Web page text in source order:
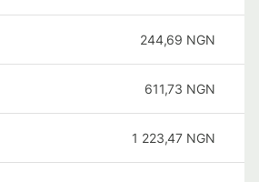
244,69 NGN
611,73 NGN
1 223,47 NGN